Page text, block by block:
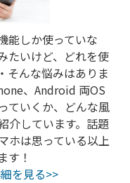
能しか使っていな
たいけど、どれを使
そんな悩みはありま
、Android 両OS
ていくか、どんな風
介しています。話題
ホは思っている以上
す！
を見る>>